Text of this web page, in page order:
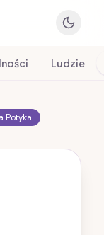
Ludzie
Potyka